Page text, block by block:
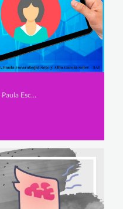
Secundaria, Martina Lucena Vázquez, Paula Escarabajal Soto y Alba García Soler